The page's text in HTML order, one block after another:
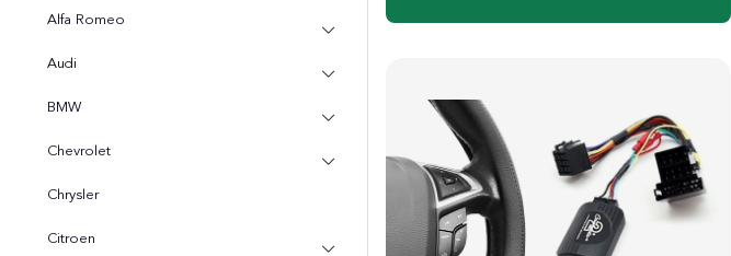
Alfa Romeo
Audi
BMW
Chevrolet
Chrysler
Citroen